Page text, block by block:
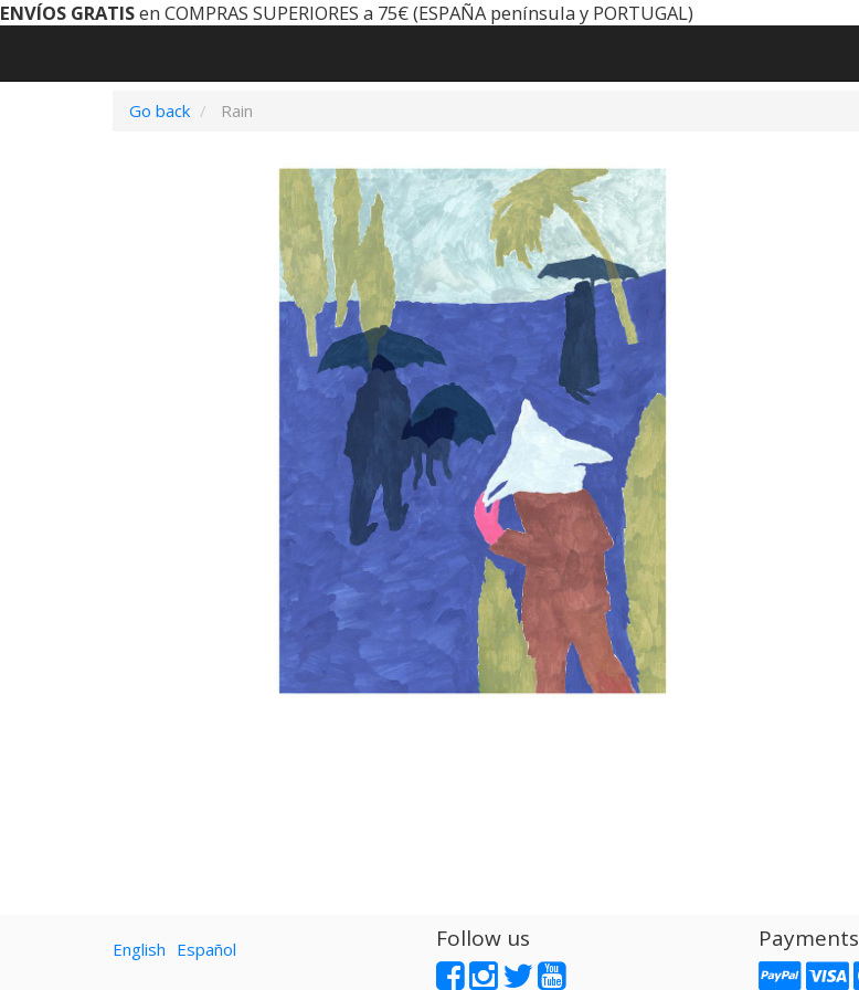
ENVÍOS GRATISen COMPRAS SUPERIORES a 75€ (ESPAÑA península y PORTUGAL)
Go back Rain
English Español Follow us Payments